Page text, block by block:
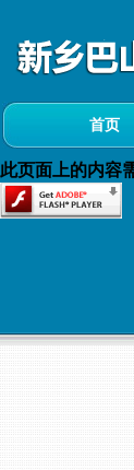
首页
此页面上的内容